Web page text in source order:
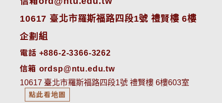
10617 臺北市羅斯福路四段1號 禮賢樓 6樓
企劃組
電話 +886-2-3366-3262
信箱 ordsp@ntu.edu.tw
10617 臺北市羅斯福路四段1號 禮賢樓 6樓603室
點此看地圖